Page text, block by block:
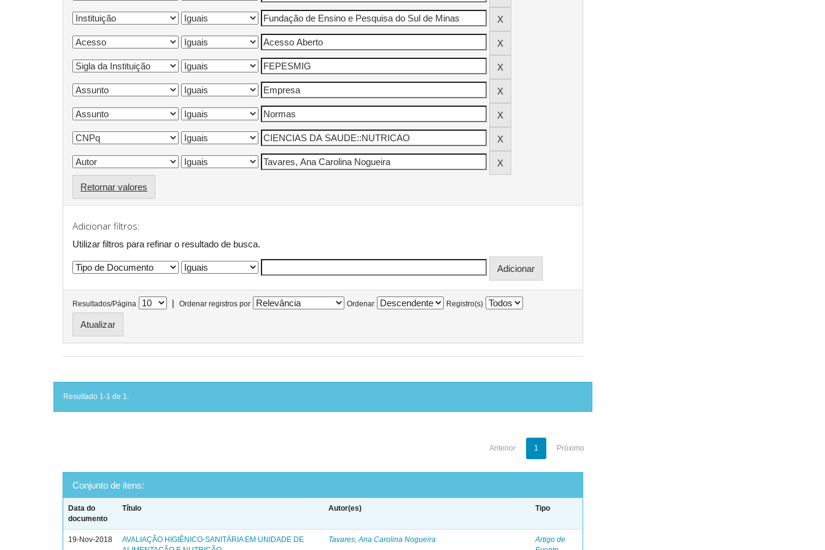
Retornar valores
Adicionar filtros:
Utilizar filtros para refinar o resultado de busca.
Resultados/Página | Ordenar registros por Ordenar Registro(s)
Resultado 1-1 de 1.
Anterior 1 Próximo
Conjunto de itens:
Data do
documento
Título Autor(es) Tipo
19-Nov-2018
AVALIAÇÃO HIGIÊNICO-SANITÁRIA EM UNIDADE DE
Tavares, Ana Carolina Nogueira
Artigo de